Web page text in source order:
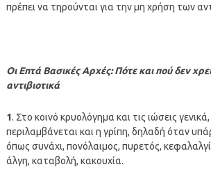
πρέπει να τηρούνται για την μη χρήση των
Οι Επτά Βασικές Αρχές: Πότε και πού δεν
αντιβιοτικά
1. Στο κοινό κρυολόγημα και τις ιώσεις
περιλαμβάνεται και η γρίπη, δηλαδή όταν
όπως συνάχι, πονόλαιμος, πυρετός,
άλγη, καταβολή, κακουχία.